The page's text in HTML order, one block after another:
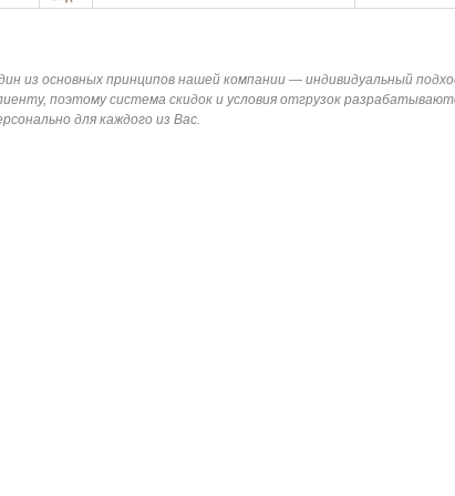
из основных принципов нашей компании — индивидуальный
поэтому система скидок и условия отгрузок
для каждого из Вас.